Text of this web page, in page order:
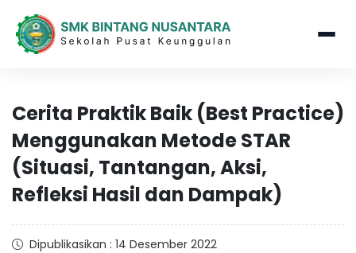
Cerita Praktik Baik (Best Practice)
Menggunakan Metode STAR
(Situasi, Tantangan, Aksi,
Refleksi Hasil dan Dampak)
Dipublikasikan : 14 Desember 2022